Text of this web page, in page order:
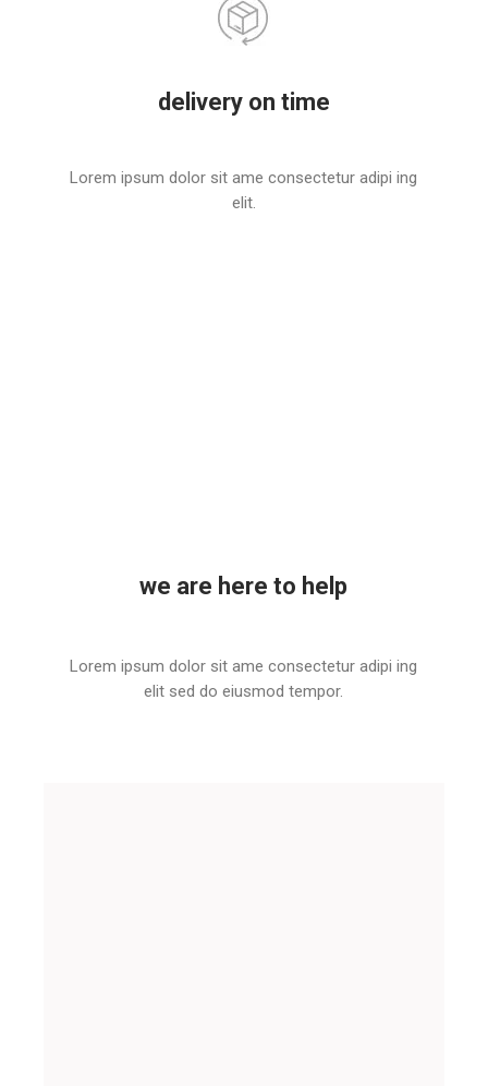
delivery on time
Lorem ipsum dolor sit ame consectetur adipi ing
elit.
we are here to help
Lorem ipsum dolor sit ame consectetur adipi ing
elit sed do eiusmod tempor.